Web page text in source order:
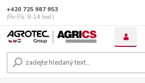
+420 725 987 953
(Po-Pá, 8-14 hod.)